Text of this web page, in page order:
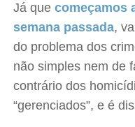
Já quecomeçamos
semana passada,
do problema dos
não simples nem de
contrário dos
“gerenciados”, e é